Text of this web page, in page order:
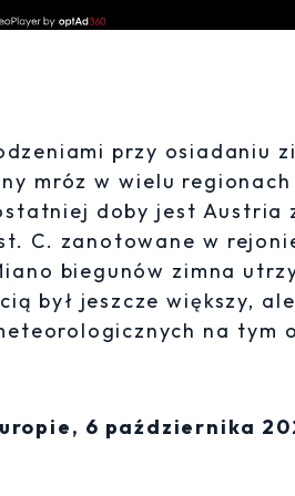
przy osiadaniu
mróz w wielu
doby jest Austria
C. zanotowane w
biegunów zimna
był jeszcze większy,
na tym
6 października